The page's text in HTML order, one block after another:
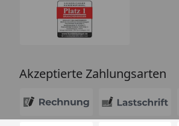
Akzeptierte Zahlungsarten